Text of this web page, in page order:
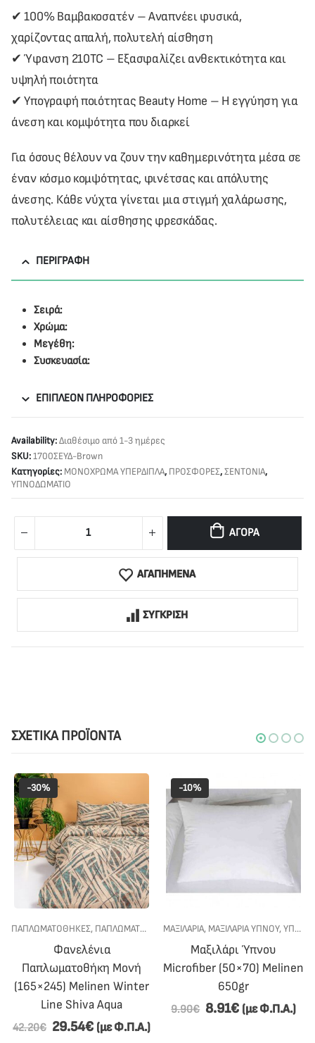
✔ 100% Βαμβακοσατέν – Αναπνέει φυσικά,
χαρίζοντας απαλή, πολυτελή αίσθηση
✔ Ύφανση 210TC – Εξασφαλίζει ανθεκτικότητα και
υψηλή ποιότητα
✔ Υπογραφή ποιότητας Beauty Home – Η εγγύηση για
άνεση και κομψότητα που διαρκεί
Για όσους θέλουν να ζουν την καθημερινότητα μέσα σε
έναν κόσμο κομψότητας, φινέτσας και απόλυτης
άνεσης. Κάθε νύχτα γίνεται μια στιγμή χαλάρωσης,
πολυτέλειας και αίσθησης φρεσκάδας.
ΠΕΡΙΓΡΑΦΉ
Σειρά:
Χρώμα:
Μεγέθη:
Συσκευασία:
ΕΠΙΠΛΈΟΝ ΠΛΗΡΟΦΟΡΊΕΣ
Availability:Διαθέσιμο από 1-3 ημέρες
SKU:1700ΣΕΥΔ-Brown
Κατηγορίες: ΜΟΝΟΧΡΩΜΑ ΥΠΕΡΔΙΠΛΑ, ΠΡΟΣΦΟΡΕΣ,ΣΕΝΤΟΝΙΑ,
ΥΠΝΟΔΩΜΑΤΙΟ
ΑΓΟΡΆ
ΑΓΑΠΗΜΕΝΑ
ΣΥΓΚΡΙΣΗ
ΣΧΕΤΙΚΆ ΠΡΟΪΌΝΤΑ
,ΠΡΟΣΦΟΡΕΣ,ΥΠΝΟΔΩΜΑΤΙΟ
-30%
ΠΑΠΛΩΜΑΤΟΘΗΚΕΣ, ΠΑΠΛΩΜΑΤΟΘΗΚΕΣ ΦΑΝΕΛΕΝΙΕΣ ΜΟΝΕΣ ,ΠΡΟΣΦΟΡΕΣ
Φανελένια
Παπλωματοθήκη Μονή
(165×245) Melinen Winter
Line Shiva Aqua
42.20€ 29.54€ (με Φ.Π.Α.)
-10%
ΜΑΞΙΛΑΡΙΑ, ΜΑΞΙΛΑΡΙΑ ΥΠΝΟΥ,ΥΠΝΟΔΩΜΑΤΙΟ
Μαξιλάρι Ύπνου
Microfiber (50×70) Melinen
650gr
9.90€ 8.91€ (με Φ.Π.Α.)